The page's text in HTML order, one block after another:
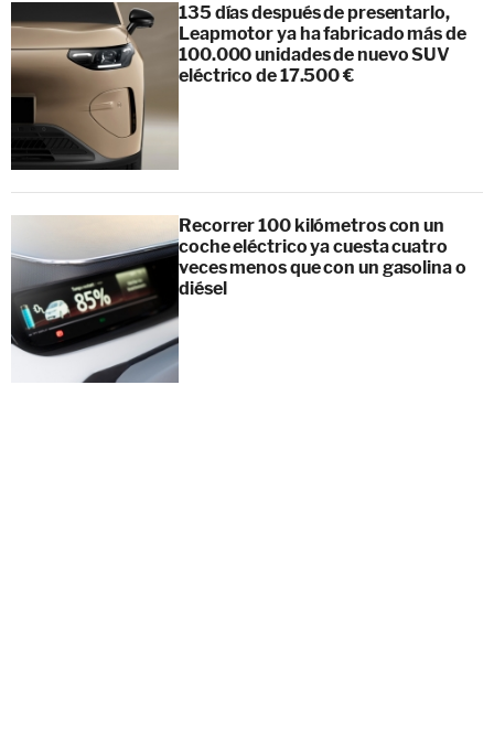
135 días después de presentarlo,
Leapmotor ya ha fabricado más de
100.000 unidades de nuevo SUV
eléctrico de 17.500 €
Recorrer 100 kilómetros con un
coche eléctrico ya cuesta cuatro
veces menos que con un gasolina o
diésel